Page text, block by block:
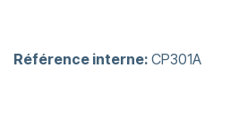
Référence interne: CP301A